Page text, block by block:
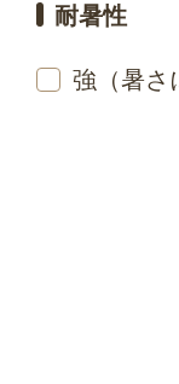
耐暑性
強（暑さ